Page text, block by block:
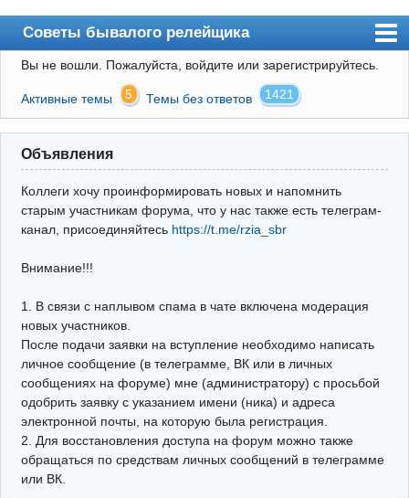
Советы бывалого релейщика
Форум
Правила
Поиск
Регистрация
Архив
Почта
Поиск релейщика
Видео РЗиА
Фотохостинг
Телеграм
Вы не вошли. Пожалуйста, войдите или зарегистрируйтесь.
Активные темы 5 Темы без ответов 1421
Объявления
Коллеги хочу проинформировать новых и напомнить
старым участникам форума, что у нас также есть телеграм-
канал, присоединяйтесь https://t.me/rzia_sbr
Внимание!!!
1. В связи с наплывом спама в чате включена модерация
новых участников.
После подачи заявки на вступление необходимо написать
личное сообщение (в телеграмме, ВК или в личных
сообщениях на форуме) мне (администратору) с просьбой
одобрить заявку с указанием имени (ника) и адреса
электронной почты, на которую была регистрация.
2. Для восстановления доступа на форум можно также
обращаться по средствам личных сообщений в телеграмме
или ВК.